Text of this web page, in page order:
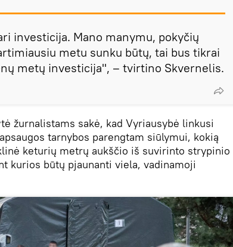
investicija. Mano manymu, pokyčių
metu sunku būtų, tai bus tikrai
metų investicija", – tvirtino Skvernelis.
žurnalistams sakė, kad Vyriausybė linkusi
tarnybos parengtam siūlymui, kokią
keturių metrų aukščio iš suvirinto strypinio
kurios būtų pjaunanti viela, vadinamoji